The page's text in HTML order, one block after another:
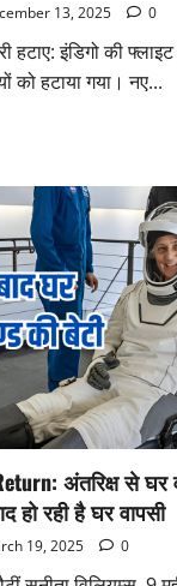
13, 2025 0
हटाए: इंडिगो की
को हटाया गया। नए...
अंतरिक्ष से घर
हो रही है घर वापसी
19, 2025 0